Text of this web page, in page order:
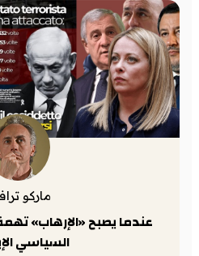
ماركو
عندما يصبح «الإرهاب»
السياسي